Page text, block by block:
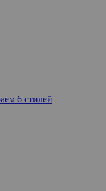
6 стилей